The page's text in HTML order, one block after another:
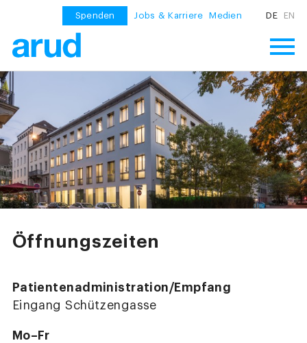
Spenden Jobs & Karriere Medien DE EN
Öffnungszeiten
Patientenadministration/Empfang
Eingang Schützengasse
Mo–Fr